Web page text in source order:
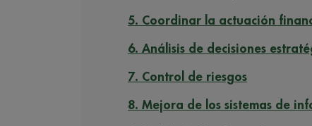
5. Coordinar la actuación
6. Análisis de decisiones
7. Control de riesgos
8. Mejora de los sistemas de